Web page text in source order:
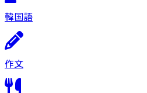
韓国語
作文